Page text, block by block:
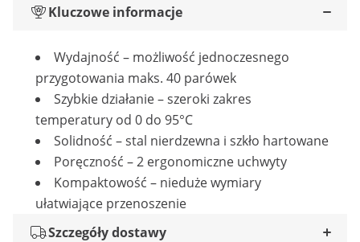
Kluczowe informacje
Wydajność – możliwość jednoczesnego
przygotowania maks. 40 parówek
Szybkie działanie – szeroki zakres
temperatury od 0 do 95°C
Solidność – stal nierdzewna i szkło hartowane
Poręczność – 2 ergonomiczne uchwyty
Kompaktowość – nieduże wymiary
ułatwiające przenoszenie
Szczegóły dostawy